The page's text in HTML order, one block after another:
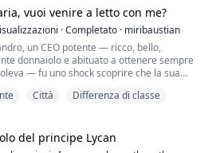
per Rowan Ashcroft.
di lui.
scrivania decido chi ottiene accesso al CEO
della città e chi non supera mai la hall.
il suo tempo, il suo silenzio, i suoi nemici.
moto il suo mondo mentre il mio, in silenzio,
vuoi venire a letto con me?
·Completato · miribaustian
un CEO potente — ricco, bello,
donnaiolo e abituato a ottenere sempre
— fu uno shock scoprire che la sua
altra donna era caduta ai suoi piedi.
Si stancava in fretta. Ma Valeria disse di
no non fece che spingerlo a inseguirla con
Città Differenza di classe
del principe Lycan